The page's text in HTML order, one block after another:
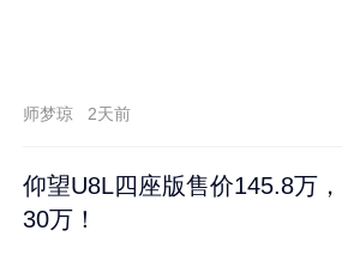
师梦琼 2天前
仰望U8L四座版售价145.8万
30万！